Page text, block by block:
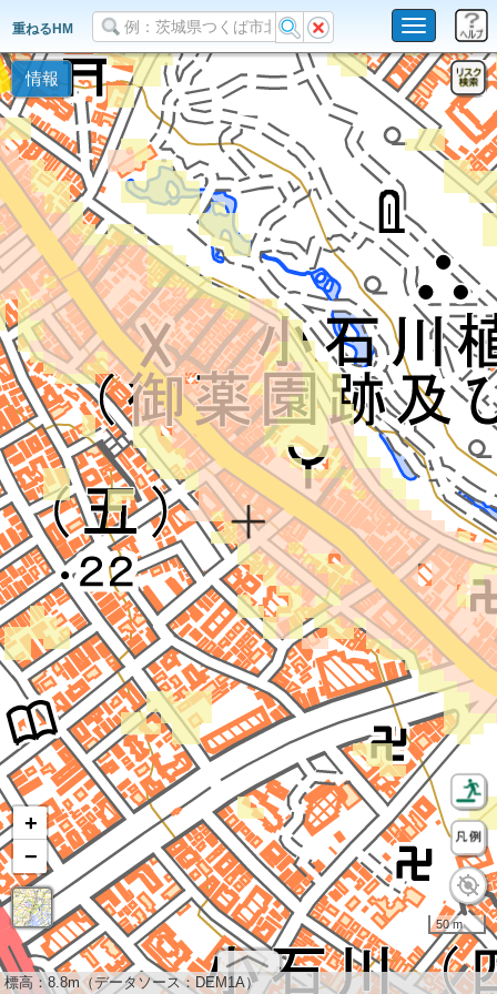
Toggle
navigation
重ねるHM
情報
+
−
50 m
標高：8.8m（データソース：DEM1A）